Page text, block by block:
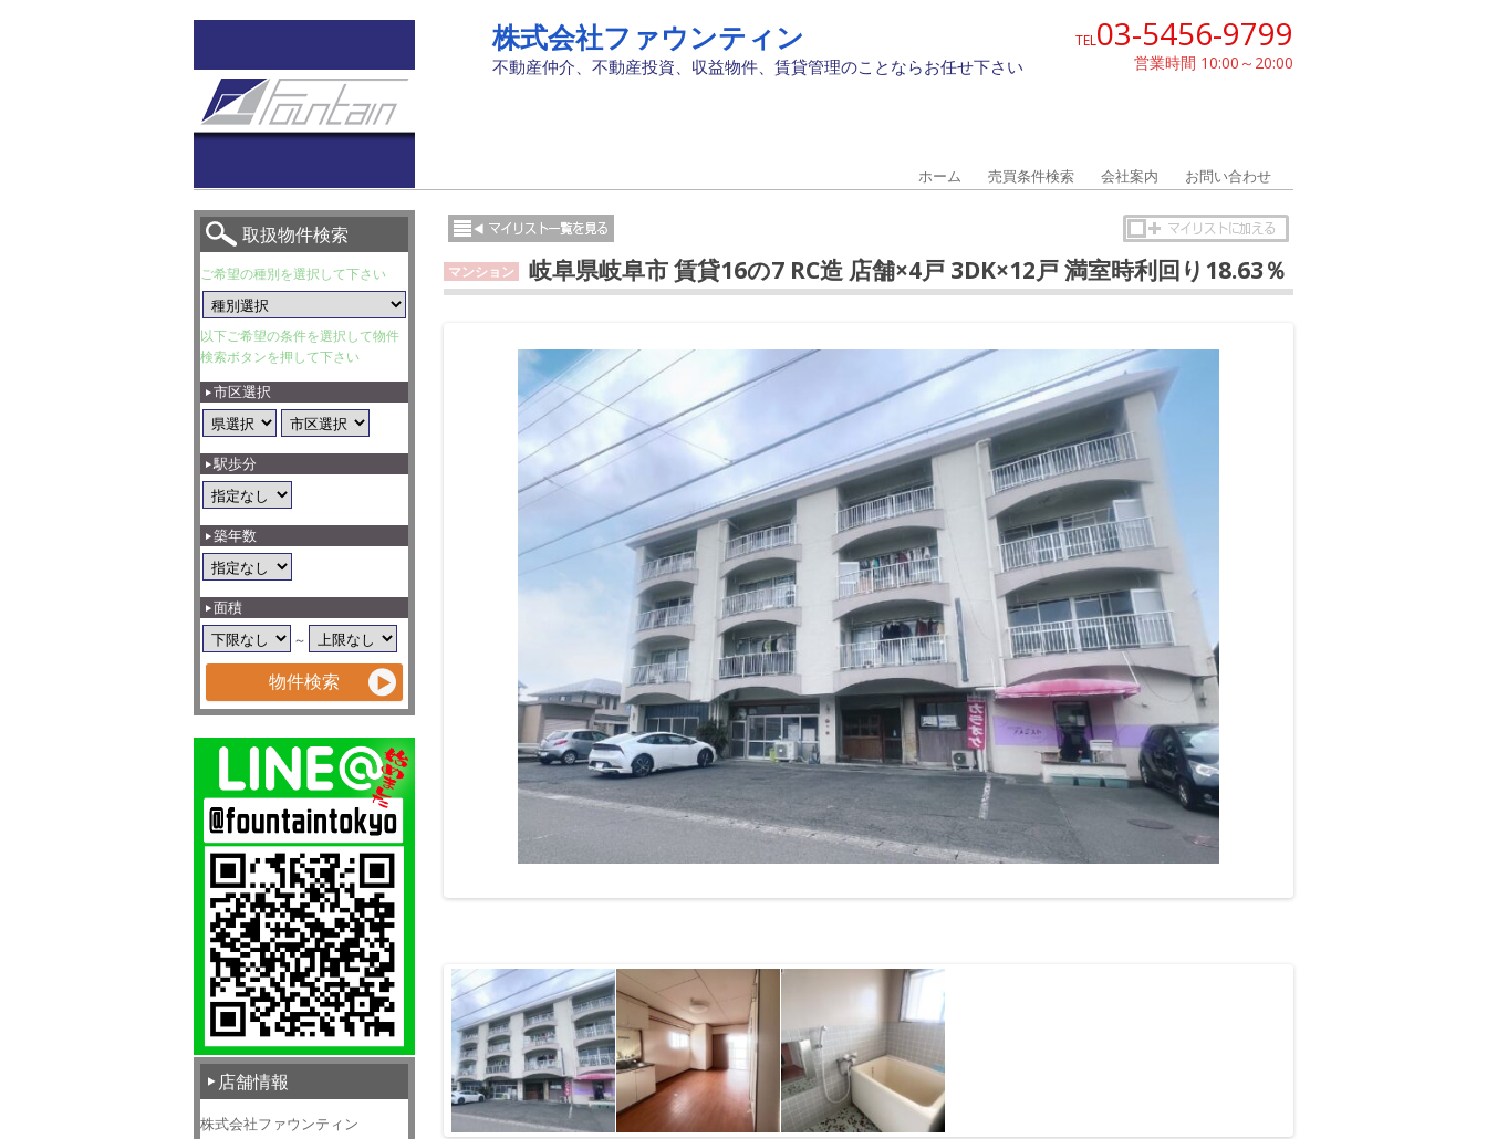
株式会社ファウンティン
不動産仲介、不動産投資、収益物件、賃貸管理のことならお任せ下さい 営業時間 10:00～20:00
TEL03-5456-9799
ホーム 売買条件検索 会社案内 お問い合わせ
マンション 岐阜県岐阜市 賃貸16の7 RC造 店舗×4戸 3DK×12戸 満室時利回り18.63％
取扱物件検索
ご希望の種別を選択して下さい
以下ご希望の条件を選択して物件
検索ボタンを押して下さい
市区選択
駅歩分
築年数
面積
～
店舗情報
株式会社ファウンティン